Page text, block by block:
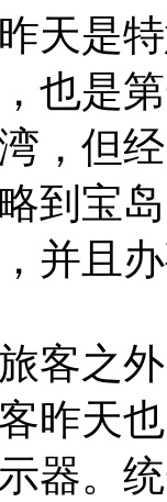
天是
也是
，但
到宝
并且
客之
昨天
器。